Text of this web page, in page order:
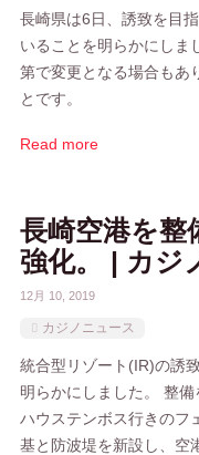
長崎県は6日、誘致を目
いることを明らかにしま
第で変更となる場合もあ
とです。
Read more
長崎空港を整
強化。 | カジ
12月 10, 2019
カジノニュース
統合型リゾート(IR)の誘
明らかにしました。 整
ハウステンボス行きのフ
基と防波堤を新設し、空